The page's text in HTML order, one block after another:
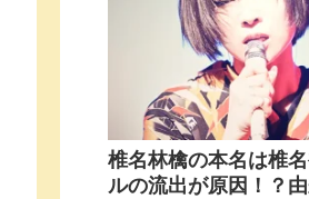
椎名林檎の本名は椎
ルの流出が原因！？